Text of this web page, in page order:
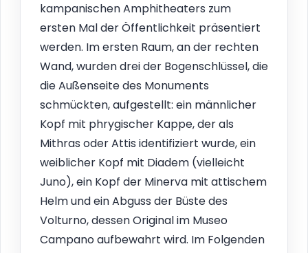
kampanischen Amphitheaters zum
ersten Mal der Öffentlichkeit präsentiert
werden. Im ersten Raum, an der rechten
Wand, wurden drei der Bogenschlüssel, die
die Außenseite des Monuments
schmückten, aufgestellt: ein männlicher
Kopf mit phrygischer Kappe, der als
Mithras oder Attis identifiziert wurde, ein
weiblicher Kopf mit Diadem (vielleicht
Juno), ein Kopf der Minerva mit attischem
Helm und ein Abguss der Büste des
Volturno, dessen Original im Museo
Campano aufbewahrt wird. Im Folgenden